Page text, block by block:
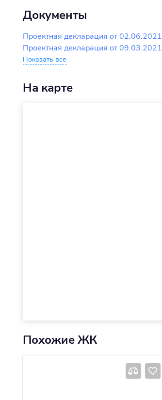
Документы
Проектная декларация от 02.06.2021
Проектная декларация от 09.03.2021
Показать все
На карте
Похожие ЖК